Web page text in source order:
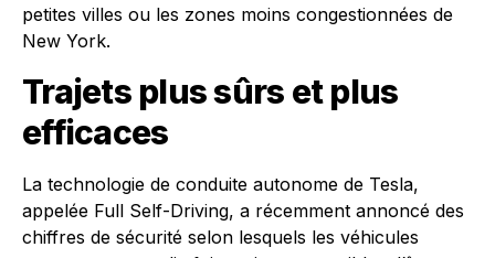
petites villes ou les zones moins congestionnées de
New York.
Trajets plus sûrs et plus
efficaces
La technologie de conduite autonome de Tesla,
appelée Full Self-Driving, a récemment annoncé des
chiffres de sécurité selon lesquels les véhicules